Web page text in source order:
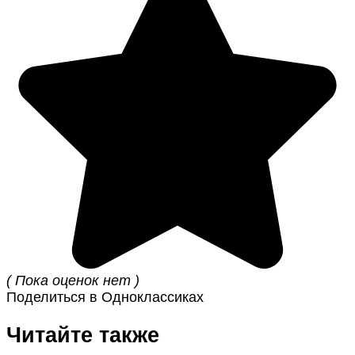
( Пока оценок нет )
Поделиться в Одноклассиках
Читайте также